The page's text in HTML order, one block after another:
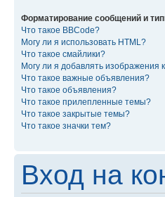
Форматирование сообщений и
Что такое BBCode?
Могу ли я использовать HTML?
Что такое смайлики?
Могу ли я добавлять изображения
Что такое важные объявления?
Что такое объявления?
Что такое прилепленные темы?
Что такое закрытые темы?
Что такое значки тем?
Вход на